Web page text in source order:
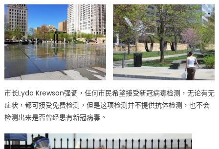
市长Lyda Krewson强调，任何市民希望接受新冠病毒检测，无论有无
症状，都可接受免费检测，但是这项检测并不提供抗体检测，也不会
检测出来是否曾经患有新冠病毒。